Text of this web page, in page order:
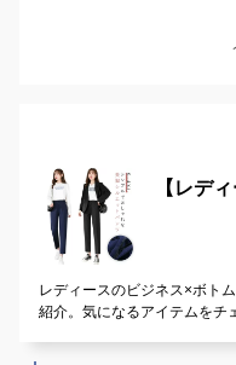
【レデ
レディースのビジネス×ボト
紹介。気になるアイテムをチ